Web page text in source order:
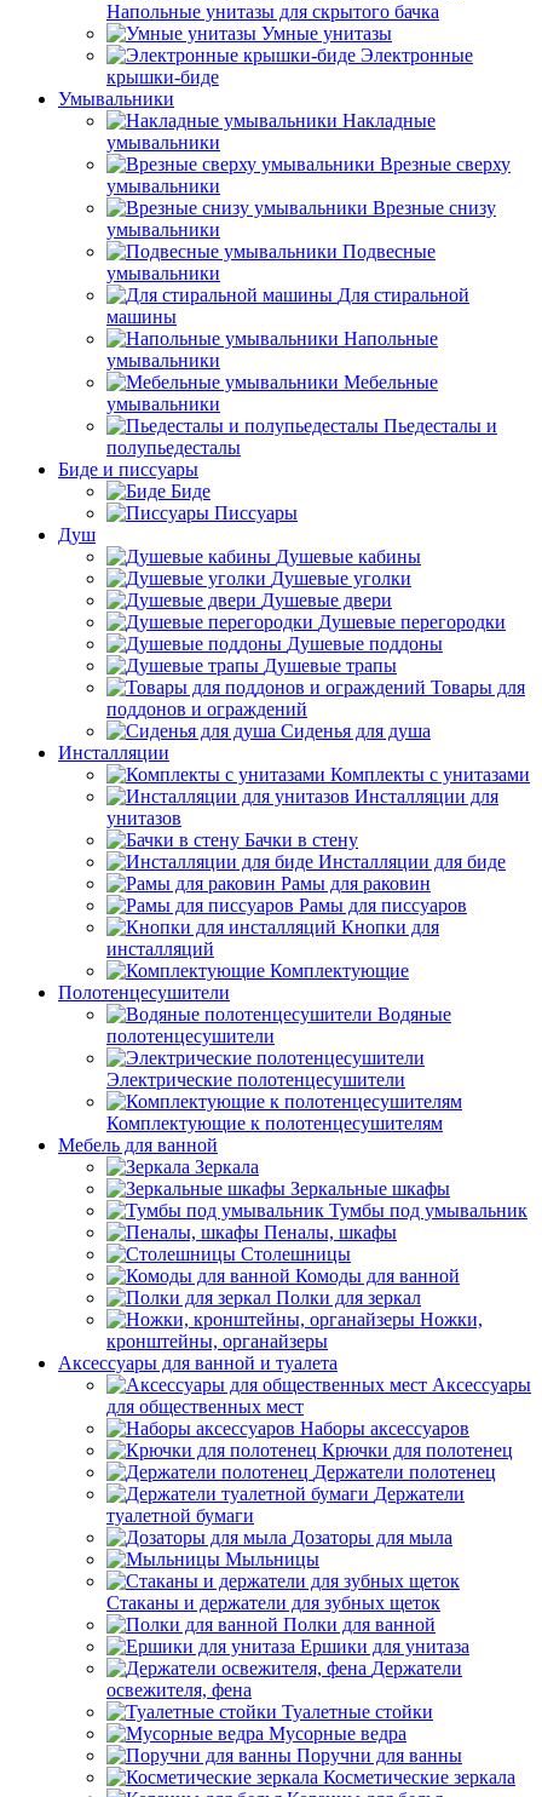
Напольные унитазы для скрытого бачка
Умные унитазы
Электронные
крышки-биде
Умывальники
Накладные
умывальники
Врезные сверху
умывальники
Врезные снизу
умывальники
Подвесные
умывальники
Для стиральной
машины
Напольные
умывальники
Мебельные
умывальники
Пьедесталы и
полупьедесталы
Биде и писсуары
Биде
Писсуары
Душ
Душевые кабины
Душевые уголки
Душевые двери
Душевые перегородки
Душевые поддоны
Душевые трапы
Товары для
поддонов и ограждений
Сиденья для душа
Инсталляции
Комплекты с унитазами
Инсталляции для
унитазов
Бачки в стену
Инсталляции для биде
Рамы для раковин
Рамы для писсуаров
Кнопки для
инсталляций
Комплектующие
Полотенцесушители
Водяные
полотенцесушители
Электрические полотенцесушители
Комплектующие к полотенцесушителям
Мебель для ванной
Зеркала
Зеркальные шкафы
Тумбы под умывальник
Пеналы, шкафы
Столешницы
Комоды для ванной
Полки для зеркал
Ножки,
кронштейны, органайзеры
Аксессуары для ванной и туалета
Аксессуары
для общественных мест
Наборы аксессуаров
Крючки для полотенец
Держатели полотенец
Держатели
туалетной бумаги
Дозаторы для мыла
Мыльницы
Стаканы и держатели для зубных щеток
Полки для ванной
Ершики для унитаза
Держатели
освежителя, фена
Туалетные стойки
Мусорные ведра
Поручни для ванны
Косметические зеркала